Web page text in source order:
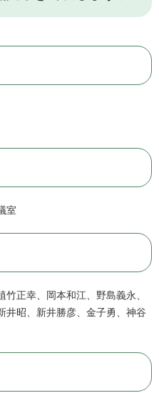
室
正幸、岡本和江、野島義永、
井昭、新井勝彦、金子勇、神谷